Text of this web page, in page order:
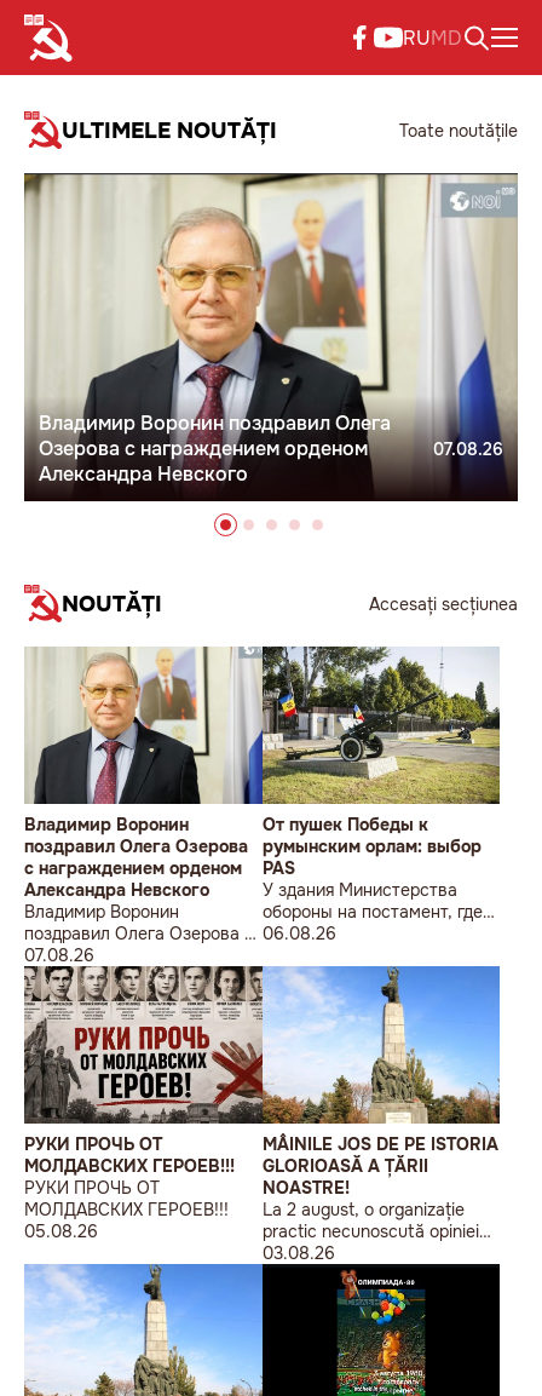
RUMD
ULTIMELE NOUTĂȚI Toate noutățile
Владимир Воронин поздравил Олега
Озерова с награждением орденом
Александра Невского
07.08.26
NOUTĂȚI Accesați secțiunea
Владимир Воронин
поздравил Олега Озерова
с награждением орденом
Александра Невского
Владимир Воронин
поздравил Олега Озерова с
награждением орденом
Александра Невского
07.08.26
От пушек Победы к
румынским орлам: выбор
PAS
У здания Министерства
обороны на постамент, где
прежде стояла знаменитая
мужчина возложил букет
цветов.
06.08.26
РУКИ ПРОЧЬ ОТ
МОЛДАВСКИХ ГЕРОЕВ!!!
РУКИ ПРОЧЬ ОТ
МОЛДАВСКИХ ГЕРОЕВ!!!
05.08.26
MÂINILE JOS DE PE ISTORIA
GLORIOASĂ A ȚĂRII
NOASTRE!
La 2 august, o organizație
practic necunoscută opiniei
publice, autointitulată „Liga
Studenților Basarabeni”, a
organizat la Chișinău o
acțiune de protest modestă,
sub sloganul „În Uniunea
Europeană fără monumente
sovietice”.
03.08.26